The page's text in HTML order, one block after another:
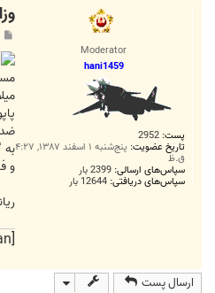
Moderator
hani1459
پست: 2952
تاریخ عضویت: پنج‌شنبه ۱ اسفند ۱۳۸۷, ۴:۲۷
ق.ظ
سپاس‌های ارسالی: 2399 بار
سپاس‌های دریافتی: 12644 بار
ضدهوایی قابل
و
[FONT=Times New Roman] [FONT=Times New Roman] و ایران را دوست میدارم
ارسال پست